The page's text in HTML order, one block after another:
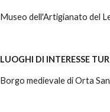
Museo dell'Artigianato del
LUOGHI DI INTERESSE
Borgo medievale di Orta